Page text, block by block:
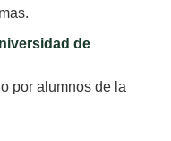
de
por alumnos de la